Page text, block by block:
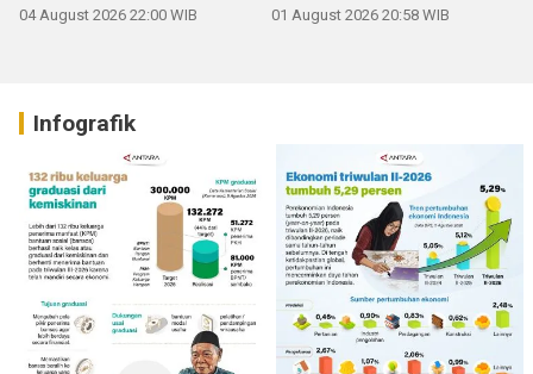
04 August 2026 22:00 WIB 01 August 2026 20:58 WIB
Infografik